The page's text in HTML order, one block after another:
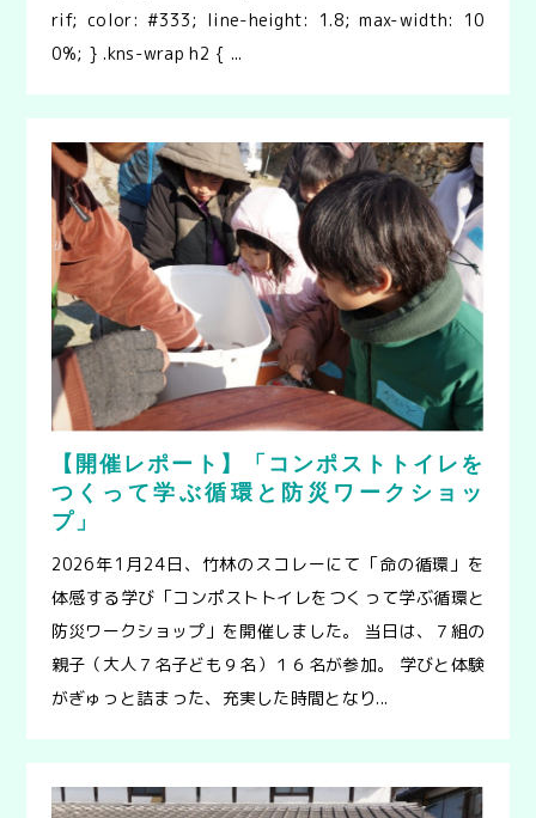
rif; color: #333; line-height: 1.8; max-width: 10
0%; } .kns-wrap h2 { ...
【開催レポート】「コンポストトイレを
つくって学ぶ循環と防災ワークショッ
プ」
2026年1月24日、竹林のスコレーにて「命の循環」を
体感する学び「コンポストトイレをつくって学ぶ循環と
防災ワークショップ」を開催しました。 当日は、７組の
親子（大人７名子ども９名）１６名が参加。 学びと体験
がぎゅっと詰まった、充実した時間となり...